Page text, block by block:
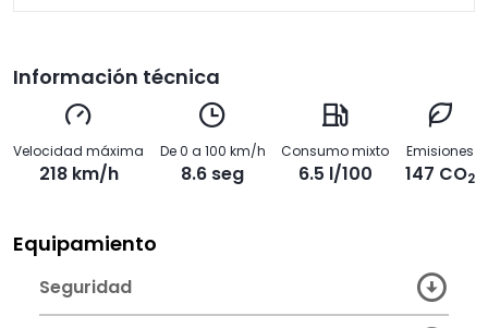
Información técnica
Velocidad máxima
218 km/h
De 0 a 100 km/h
8.6 seg
Consumo mixto
6.5 l/100
Emisiones
147 CO2
Equipamiento
Seguridad